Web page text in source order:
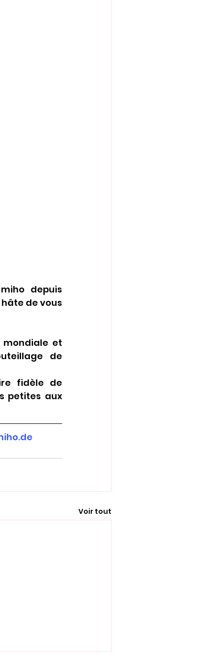
depuis
de vous
mondiale et
de
fidèle de
petites aux
Voir tout